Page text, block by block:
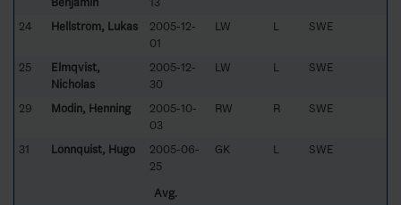
24 Hellström, Lukas
2005-12-
01
LW L SWE
25
Elmqvist,
Nicholas
2005-12-
30
LW L SWE
29 Modin, Henning
2005-10-
03
RW R SWE
31 Lönnquist, Hugo
2005-06-
25
GK L SWE
Avg.